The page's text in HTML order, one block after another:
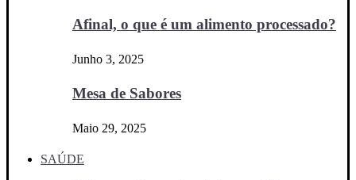
Afinal, o que é um alimento processado?
Junho 3, 2025
Mesa de Sabores
Maio 29, 2025
SAÚDE